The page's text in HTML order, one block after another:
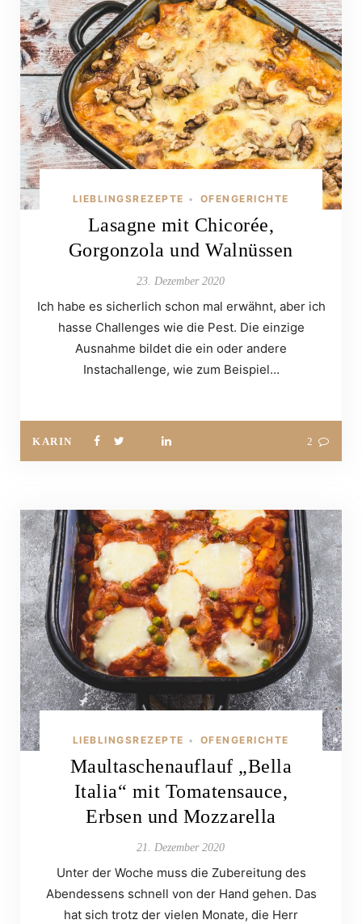
LIEBLINGSREZEPTE • OFENGERICHTE
Lasagne mit Chicorée,
Gorgonzola und Walnüssen
23. Dezember 2020
Ich habe es sicherlich schon mal erwähnt, aber ich
hasse Challenges wie die Pest. Die einzige
Ausnahme bildet die ein oder andere
Instachallenge, wie zum Beispiel…
KARIN 2
LIEBLINGSREZEPTE • OFENGERICHTE
Maultaschenauflauf „Bella
Italia“ mit Tomatensauce,
Erbsen und Mozzarella
21. Dezember 2020
Unter der Woche muss die Zubereitung des
Abendessens schnell von der Hand gehen. Das
hat sich trotz der vielen Monate, die Herr